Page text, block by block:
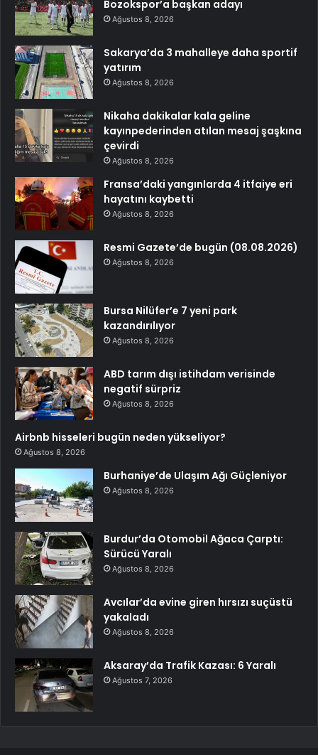
Bozokspor’a başkan adayı
Ağustos 8, 2026
Sakarya’da 3 mahalleye daha sportif
yatırım
Ağustos 8, 2026
Nikaha dakikalar kala geline
kayınpederinden atılan mesaj şaşkına
çevirdi
Ağustos 8, 2026
Fransa’daki yangınlarda 4 itfaiye eri
hayatını kaybetti
Ağustos 8, 2026
Resmi Gazete’de bugün (08.08.2026)
Ağustos 8, 2026
Bursa Nilüfer’e 7 yeni park
kazandırılıyor
Ağustos 8, 2026
ABD tarım dışı istihdam verisinde
negatif sürpriz
Ağustos 8, 2026
Airbnb hisseleri bugün neden yükseliyor?
Ağustos 8, 2026
Burhaniye’de Ulaşım Ağı Güçleniyor
Ağustos 8, 2026
Burdur’da Otomobil Ağaca Çarptı:
Sürücü Yaralı
Ağustos 8, 2026
Avcılar’da evine giren hırsızı suçüstü
yakaladı
Ağustos 8, 2026
Aksaray’da Trafik Kazası: 6 Yaralı
Ağustos 7, 2026